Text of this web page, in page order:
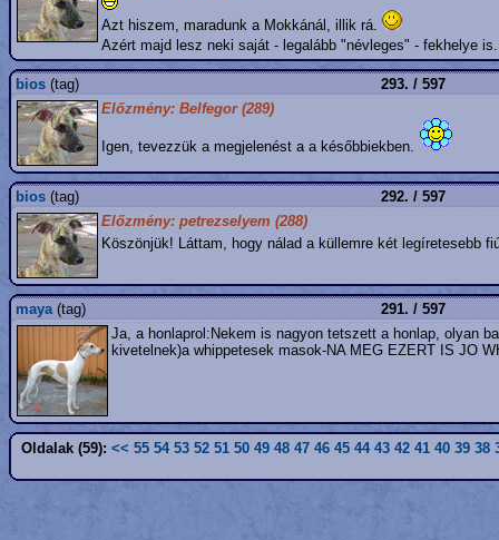
Azt hiszem, maradunk a Mokkánál, illik rá.
Azért majd lesz neki saját - legalább "névleges" - fekhelye
bios (tag)
293. / 597
Előzmény: Belfegor (289)
Igen, tevezzük a megjelenést a a későbbiekben.
bios (tag)
292. / 597
Előzmény: petrezselyem (288)
Köszönjük! Láttam, hogy nálad a küllemre két legíretesebb
maya(tag)
291. / 597
Ja, a honlaprol:Nekem is nagyon tetszett a honlap, olyan
kivetelnek)a whippetesek masok-NA MEG EZERT IS JO
Oldalak (59): << 55 54 53 52 51 50 49 48 47 46 45 44 43 42 41 40 39 38